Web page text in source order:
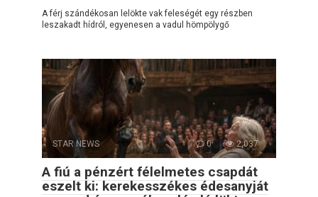
A férj szándékosan lelökte vak feleségét egy részben
leszakadt hídról, egyenesen a vadul hömpölygő
STAR NEWS 0 2,037
A fiú a pénzért félelmetes csapdát
eszelt ki: kerekesszékes édesanyját